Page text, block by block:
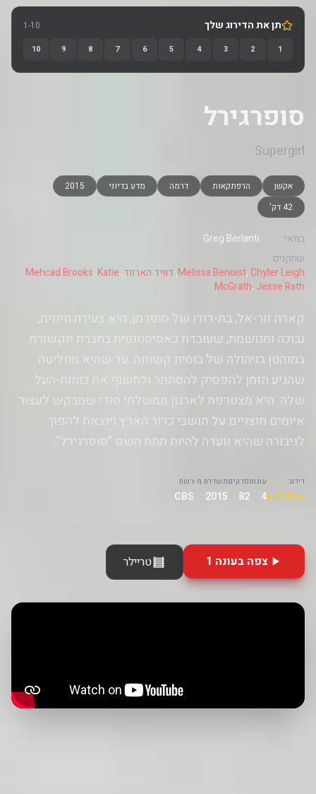
תן את הדירוג שלך 1-10
1
2
3
4
5
6
7
8
9
10
סופרגירל
Supergirl
אקשן הרפתקאות דרמה מדע בדיוני
2015
42 דק'
במאי:
Greg Berlanti
שחקנים:
Melissa Benoist, Chyler Leigh
,דוויד הארווד,
Mehcad Brooks,Katie
McGrath, Jesse Rath
קארה זור-אל, בת-דודו של סופרמן, היא צעירה חיננית,
נבוכה ומגושמת, שעובדת כאסיסטנטית בחברת תקשורת
במנהטן בניהולה של בוסית קשוחה. עד שהיא מחליטה
שהגיע הזמן להפסיק להסתתר ולחשוף את כוחות-העל
שלה. היא מצטרפת לארגון ממשלתי סודי שמבקש לעצור
איומים חוצניים על תושבי כדור הארץ ויוצאת להפוך
לגיבורה שהיא נועדה להיות תחת השם "סופרגירל".
דירוג
⭐ 5.7/10
עונות
4
פרקים
82
משדרת מ-
2015
רשת
CBS
צפה בעונה 1 טריילר